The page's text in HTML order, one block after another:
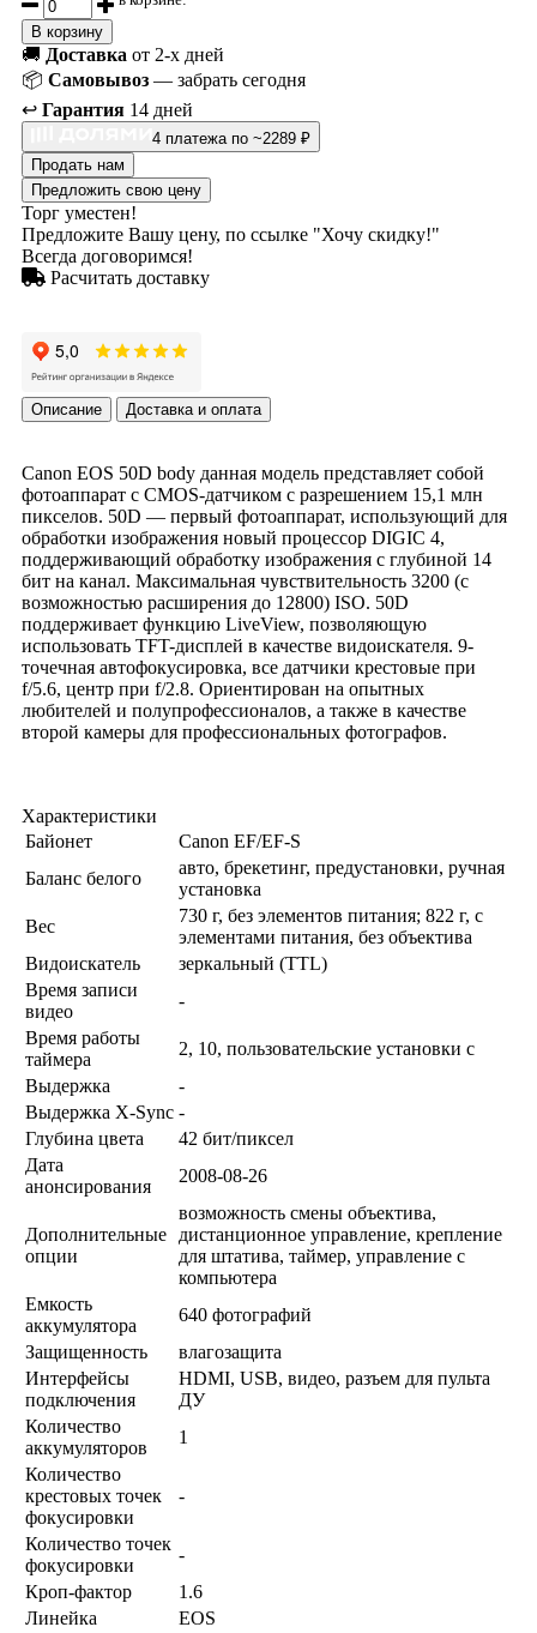
В корзину
🚚 Доставка от 2-х дней
📦 Самовывоз — забрать сегодня
↩️ Гарантия 14 дней
4 платежа по ~2289 ₽
Продать нам
Предложить свою цену
Торг уместен!
Предложите Вашу цену, по ссылке "Хочу скидку!"
Всегда договоримся!
Расчитать доставку
Описание Доставка и оплата
Canon EOS 50D body данная модель представляет собой
фотоаппарат с CMOS-датчиком с разрешением 15,1 млн
пикселов. 50D — первый фотоаппарат, использующий для
обработки изображения новый процессор DIGIC 4,
поддерживающий обработку изображения с глубиной 14
бит на канал. Максимальная чувствительность 3200 (с
возможностью расширения до 12800) ISO. 50D
поддерживает функцию LiveView, позволяющую
использовать TFT-дисплей в качестве видоискателя. 9-
точечная автофокусировка, все датчики крестовые при
f/5.6, центр при f/2.8. Ориентирован на опытных
любителей и полупрофессионалов, а также в качестве
второй камеры для профессиональных фотографов.
Характеристики
Байонет
Canon EF/EF-S
Баланс белого
авто, брекетинг, предустановки, ручная
установка
Вес
730 г, без элементов питания; 822 г, с
элементами питания, без объектива
Видоискатель
зеркальный (TTL)
Время записи
видео
-
Время работы
таймера
2, 10, пользовательские установки с
Выдержка
-
Выдержка X-Sync -
Глубина цвета
42 бит/пиксел
Дата
анонсирования
2008-08-26
Дополнительные
опции
возможность смены объектива,
дистанционное управление, крепление
для штатива, таймер, управление с
компьютера
Емкость
аккумулятора
640 фотографий
Защищенность
влагозащита
Интерфейсы
подключения
HDMI, USB, видео, разъем для пульта
ДУ
Количество
аккумуляторов
1
Количество
крестовых точек
фокусировки
-
Количество точек
фокусировки
-
Кроп-фактор
1.6
Линейка
EOS